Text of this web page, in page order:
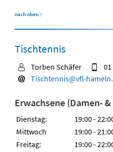
nach oben ↑
Tischtennis
Torben Schäfer
01
Tischtennis@vfl-
Erwachsene (Damen-
Dienstag: 19:00 -
Mittwoch
19:00 -
Freitag:
19:00 -